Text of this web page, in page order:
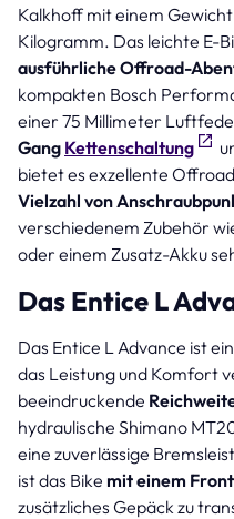
Kalkhoff mit einem
Kilogramm. Das leichte E-
ausführliche Offroad-
kompakten Bosch
einer 75 Millimeter
Gang Kettenschaltung
bietet es exzellente
Vielzahl von
verschiedenem Zubehör
oder einem Zusatz-Akku
Das Entice L
Das Entice L Advance ist
das Leistung und Komfort
beeindruckende
hydraulische Shimano
eine zuverlässige
ist das Bike mit einem
zusätzliches Gepäck zu